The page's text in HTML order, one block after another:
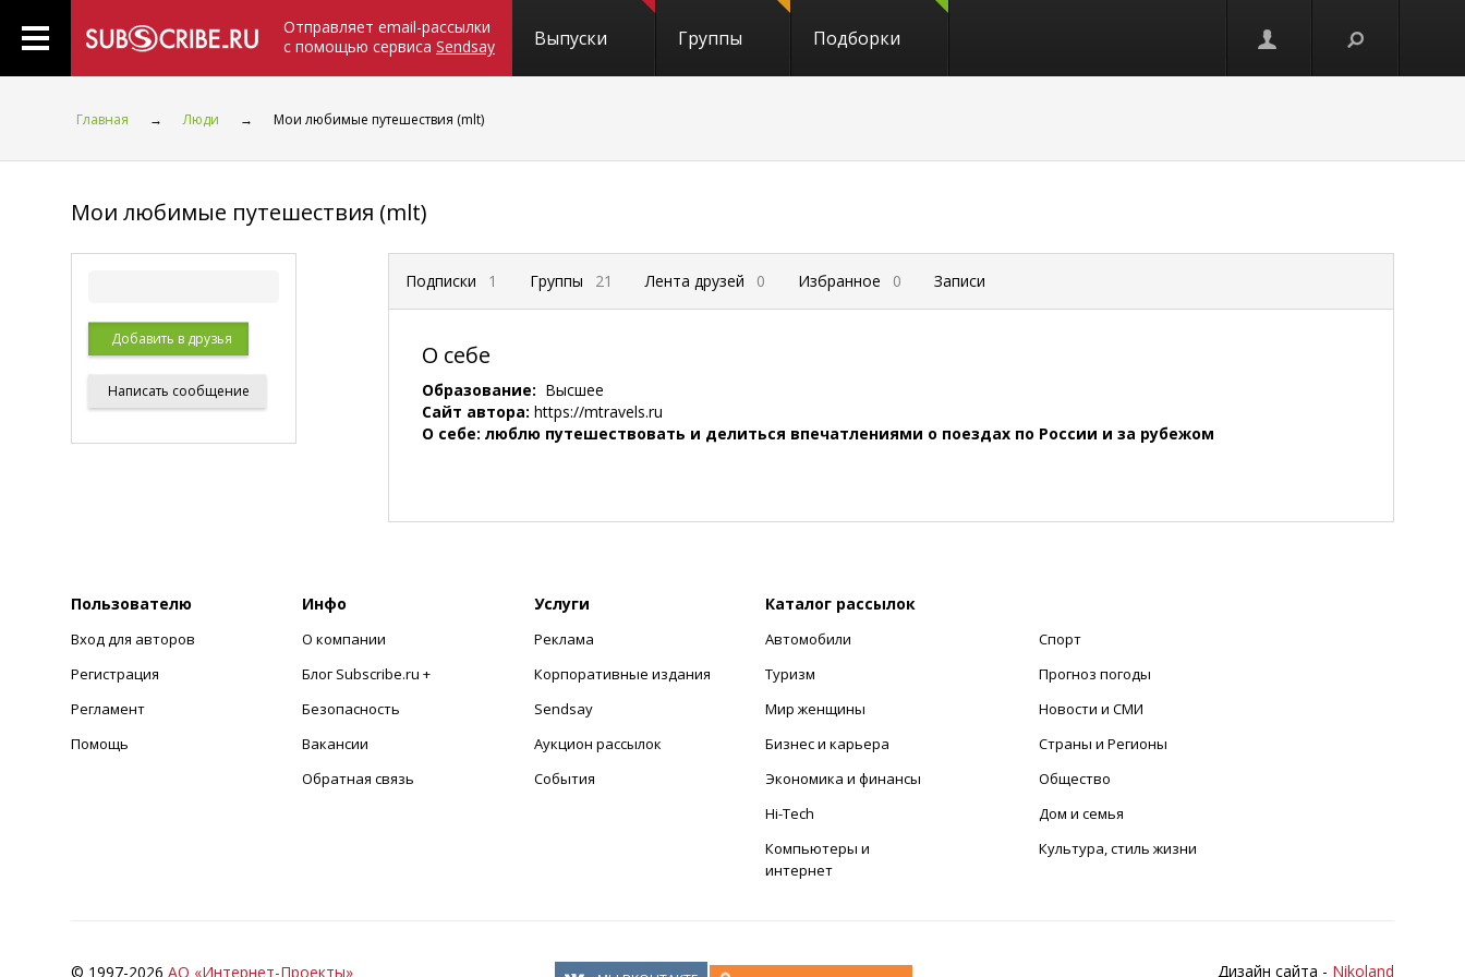
Отправляет email-рассылки
с помощью сервиса Sendsay Выпуски Группы Подборки
Главная → Люди → Мои любимые путешествия (mlt)
Мои любимые путешествия (mlt)
Добавить в друзья
Написать сообщение
Подписки 1 Группы 21 Лента друзей 0 Избранное 0 Записи
О себе
Образование: Высшее
Сайт автора: https://mtravels.ru
О себе: люблю путешествовать и делиться впечатлениями о поездах по России и за рубежом
Пользователю
Вход для авторов
Регистрация
Регламент
Помощь
Инфо
О компании
Блог Subscribe.ru +
Безопасность
Вакансии
Обратная связь
Услуги
Реклама
Корпоративные издания
Sendsay
Аукцион рассылок
События
Каталог рассылок
Автомобили
Туризм
Мир женщины
Бизнес и карьера
Экономика и финансы
Hi-Tech
Компьютеры и
интернет
Спорт
Прогноз погоды
Новости и СМИ
Страны и Регионы
Общество
Дом и семья
Культура, стиль жизни
© 1997-2026 АО «Интернет-Проекты» Дизайн сайта - Nikoland